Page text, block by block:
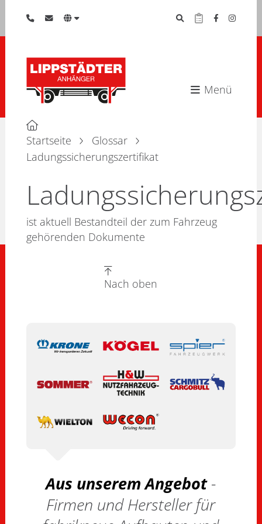
Menü
Startseite
Glossar
Ladungssicherungszertifikat
ist aktuell Bestandteil der zum Fahrzeug
gehörenden Dokumente
Nach oben
Aus unserem Angebot-
Firmen und Hersteller für